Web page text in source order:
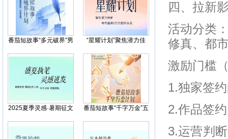
番茄短故事“多元破界”男
“星耀计划”聚焦潜力佳
2025夏季灵感·暑期征文
番茄短故事“千字万金”五
四、拉新
活动分类
修真、都
激励门槛
1.独家签
2.作品签
3.运营判